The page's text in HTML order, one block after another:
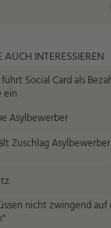
INTERESSIEREN
Social Card als
ein
Asylbewerber
Zuschlag
nicht zwingend auf